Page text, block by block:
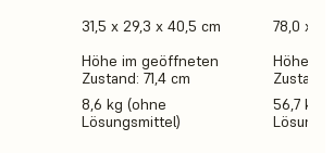
31,5 x 29,3 x 40,5 cm
Höhe im geöffneten
Zustand: 71,4 cm
78,0 x
Höhe
Zustand:
8,6 kg (ohne
Lösungsmittel)
56,7 kg